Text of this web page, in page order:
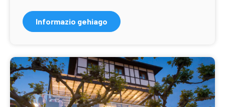
Informazio gehiago